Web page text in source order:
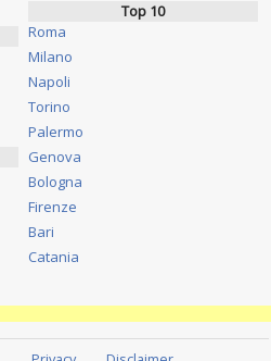
Top 10
Roma
Milano
Napoli
Torino
Palermo
Genova
Bologna
Firenze
Bari
Catania